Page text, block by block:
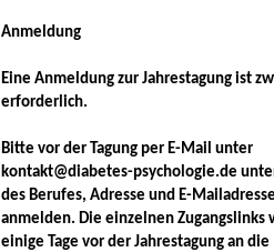
Anmeldung
Eine Anmeldung zur Jahrestagung ist
erforderlich.
Bitte vor der Tagung per E-Mail unter
kontakt@diabetes-psychologie.de
des Berufes, Adresse und E-
anmelden. Die einzelnen Zugangslinks
einige Tage vor der Jahrestagung an die